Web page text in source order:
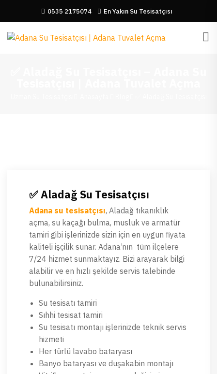
0535 2175074 En Yakın Su Tesisatçısı
✅ Aladağ Su Tesisatçısı
Adana su tesisatçısı, Aladağ tıkanıklık
açma, su kaçağı bulma, musluk ve armatür
tamiri gibi işlerinizde sizin için en uygun fiyata
kaliteli işçilik sunar. Adana’nın tüm ilçelere
7/24 hizmet sunmaktayız. Bizi arayarak bilgi
alabilir ve en hızlı şekilde servis talebinde
bulunabilirsiniz.
Su tesisatı tamiri
Sıhhi tesisat tamiri
Su tesisatı montajı işlerinizde teknik servis
hizmeti
Her türlü lavabo bataryası
Banyo bataryası ve duşakabin montajı